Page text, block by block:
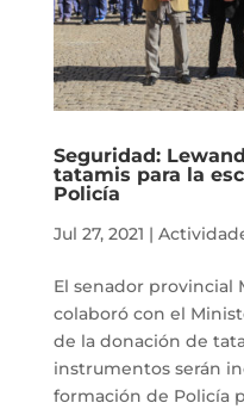
Seguridad:
tatamis para la
Policía
Jul 27, 2021 |
El senador provincial
colaboró con el
de la donación de
instrumentos serán
formación de Policía